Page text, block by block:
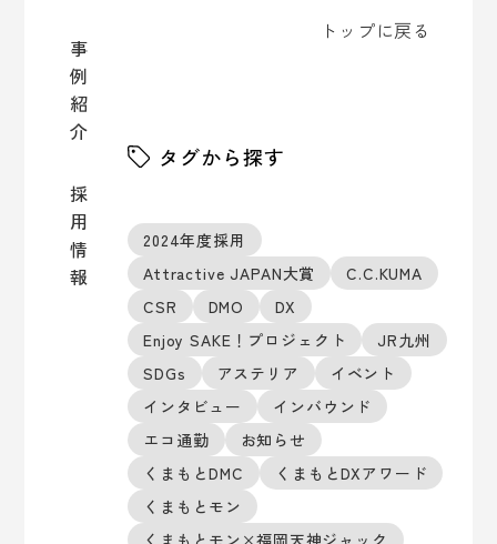
事
例
紹
介
採
用
情
報
トップに戻る
タグから探す
2024年度採用
Attractive JAPAN大賞
C.C.KUMA
CSR
DMO
DX
Enjoy SAKE！プロジェクト
JR九州
SDGs
アステリア
イベント
インタビュー
インバウンド
エコ通勤
お知らせ
くまもとDMC
くまもとDXアワード
くまもとモン
くまもとモン×福岡天神ジャック